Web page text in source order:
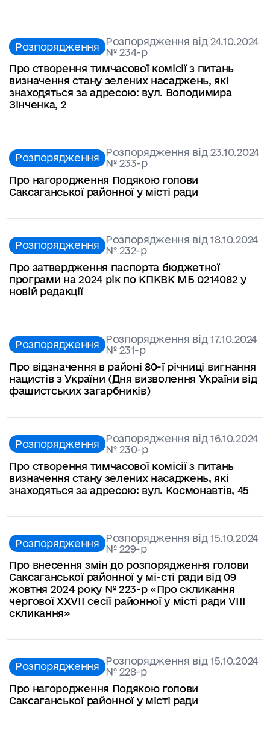
Розпорядження Розпорядження від 24.10.2024
№ 234-p
Про створення тимчасової комісії з питань
визначення стану зелених насаджень, які
знаходяться за адресою: вул. Володимира
Зінченка, 2
Розпорядження Розпорядження від 23.10.2024
№ 233-p
Про нагородження Подякою голови
Саксаганської районної у місті ради
Розпорядження Розпорядження від 18.10.2024
№ 232-p
Про затвердження паспорта бюджетної
програми на 2024 рік по КПКВК МБ 0214082 у
новій редакції
Розпорядження Розпорядження від 17.10.2024
№ 231-p
Про відзначення в районі 80-ї річниці вигнання
нацистів з України (Дня визволення України від
фашистських загарбників)
Розпорядження Розпорядження від 16.10.2024
№ 230-р
Про створення тимчасової комісії з питань
визначення стану зелених насаджень, які
знаходяться за адресою: вул. Космонавтів, 45
Розпорядження Розпорядження від 15.10.2024
№ 229-p
Про внесення змін до розпорядження голови
Саксаганської районної у мі-сті ради від 09
жовтня 2024 року № 223-р «Про скликання
чергової ХXVIІ сесії районної у місті ради VІІІ
скликання»
Розпорядження Розпорядження від 15.10.2024
№ 228-р
Про нагородження Подякою голови
Саксаганської районної у місті ради